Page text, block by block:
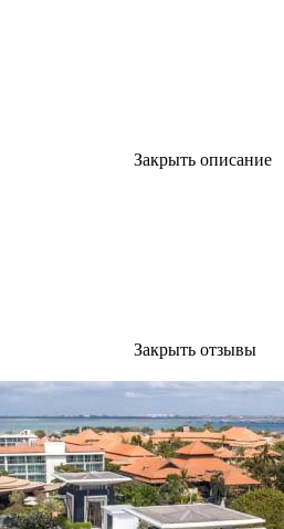
Закрыть описание
Закрыть отзывы